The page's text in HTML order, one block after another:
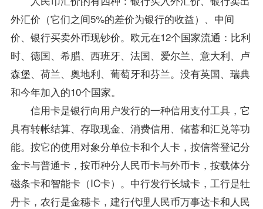
外汇价（它们之间5%的差价为银行的收益）、中间
价、银行买卖外币现钞价。欧元在12个国家流通：比利
时、德国、希腊、西班牙、法国、爱尔兰、意大利、卢
森堡、荷兰、奥地利、葡萄牙和芬兰。没有英国、瑞典
和今年加入的10个国家。
信用卡是银行向用户发行的一种信用支付工具，它
具有转帐结算、存取现金、消费信用、储蓄和汇兑等功
能。按它的使用对象分单位卡和个人卡，按信誉登记分
金卡与普通卡，按币种分人民币卡与外币卡，按载体分
磁条卡和智能卡（IC卡）。中行发行长城卡，工行是牡
丹卡，农行是金穗卡，建行代理人民币万事达卡和人民